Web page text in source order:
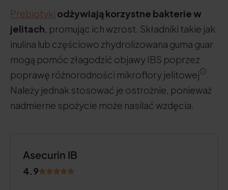
Prebiotyki odżywiają korzystne bakterie w
jelitach, promując ich wzrost. Składniki takie jak
inulina lub częściowo zhydrolizowana guma guar
mogą pomóc złagodzić objawy IBS poprzez
poprawę różnorodności mikroflory jelitowej
.
Należy jednak stosować je ostrożnie, ponieważ
nadmierne spożycie może nasilać wzdęcia.
Asecurin IB
4.9